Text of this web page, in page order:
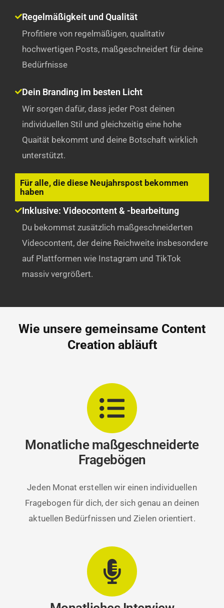
Regelmäßigkeit und Qualität
Profitiere von regelmäßigen, qualitativ
hochwertigen Posts, maßgeschneidert für deine
Bedürfnisse
Dein Branding im besten Licht
Wir sorgen dafür, dass jeder Post deinen
individuellen Stil und gleichzeitig eine hohe
Quaität bekommt und deine Botschaft wirklich
unterstützt.
Für alle, die diese Neujahrspost bekommen
haben
Inklusive: Videocontent & -bearbeitung
Du bekommst zusätzlich maßgeschneiderten
Videocontent, der deine Reichweite insbesondere
auf Plattformen wie Instagram und TikTok
massiv vergrößert.
Wie unsere gemeinsame Content
Creation abläuft
Monatliche maßgeschneiderte
Fragebögen
Jeden Monat erstellen wir einen individuellen
Fragebogen für dich, der sich genau an deinen
aktuellen Bedürfnissen und Zielen orientiert.